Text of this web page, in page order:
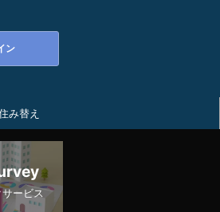
イン
み替え
ービス